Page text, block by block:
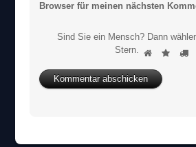
Browser für meinen nächsten
Sind Sie ein Mensch? Dann
Stern
n
d